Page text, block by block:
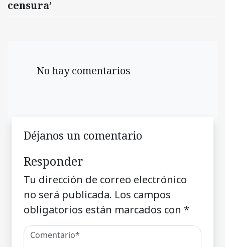
censura’
No hay comentarios
Déjanos un comentario
Responder
Tu dirección de correo electrónico
no será publicada. Los campos
obligatorios están marcados con *